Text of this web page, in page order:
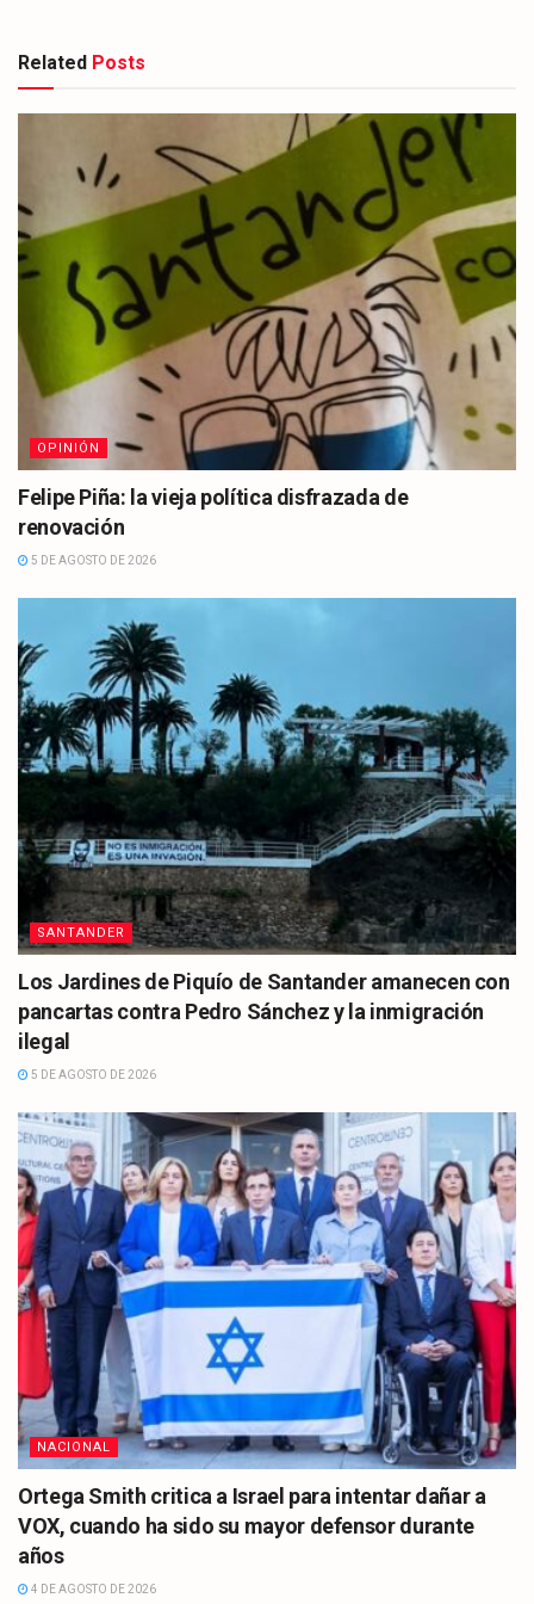
Related Posts
OPINIÓN
Felipe Piña: la vieja política disfrazada de
renovación
5 DE AGOSTO DE 2026
SANTANDER
Los Jardines de Piquío de Santander amanecen con
pancartas contra Pedro Sánchez y la inmigración
ilegal
5 DE AGOSTO DE 2026
NACIONAL
Ortega Smith critica a Israel para intentar dañar a
VOX, cuando ha sido su mayor defensor durante
años
4 DE AGOSTO DE 2026